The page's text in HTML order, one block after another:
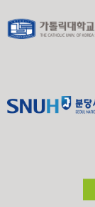
쿠키
간
쿠키
으로
설정
브라